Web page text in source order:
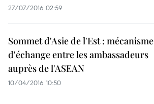
27/07/2016 02:59
Sommet d'Asie de l'Est : mécanisme
d'échange entre les ambassadeurs
auprès de l'ASEAN
10/04/2016 10:50